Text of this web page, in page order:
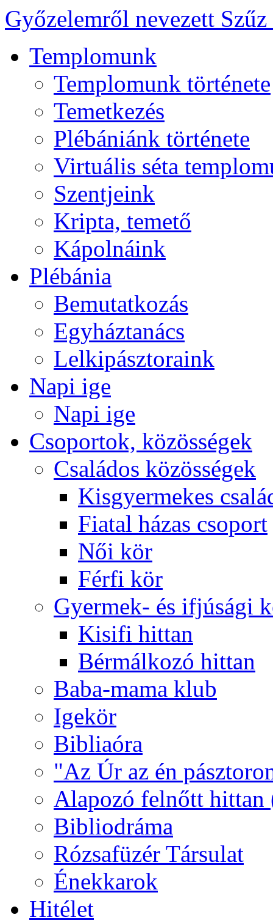
Győzelemről nevezett
Templomunk
Templomunk története
Temetkezés
Plébániánk története
Virtuális séta
Szentjeink
Kripta, temető
Kápolnáink
Plébánia
Bemutatkozás
Egyháztanács
Lelkipásztoraink
Napi ige
Napi ige
Csoportok, közösségek
Családos közösségek
Kisgyermekes
Fiatal házas csoport
Női kör
Férfi kör
Gyermek- és ifjúsági
Kisifi hittan
Bérmálkozó hittan
Baba-mama klub
Igekör
Bibliaóra
"Az Úr az én
Alapozó felnőtt hittan
Bibliodráma
Rózsafüzér Társulat
Énekkarok
Hitélet